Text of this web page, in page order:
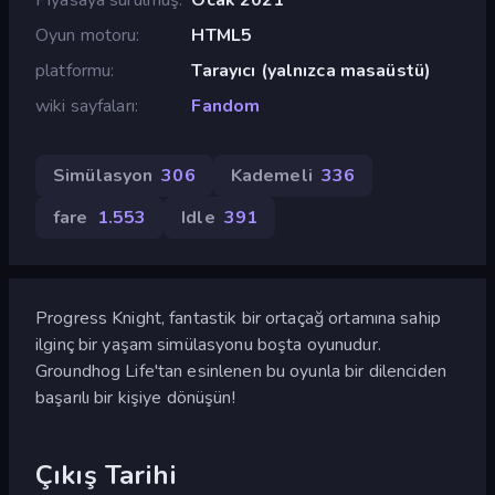
Oyun motoru
HTML5
platformu
Tarayıcı (yalnızca masaüstü)
wiki sayfaları
Fandom
Simülasyon 306 Kademeli 336
fare 1.553 Idle 391
Progress Knight, fantastik bir ortaçağ ortamına sahip
ilginç bir yaşam simülasyonu boşta oyunudur.
Groundhog Life'tan esinlenen bu oyunla bir dilenciden
başarılı bir kişiye dönüşün!
Çıkış Tarihi